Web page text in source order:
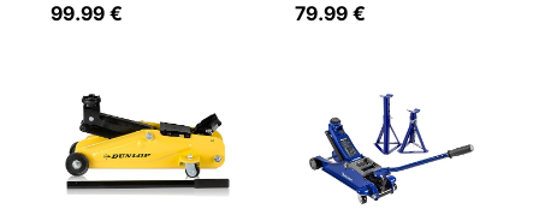
99.99 € 79.99 €